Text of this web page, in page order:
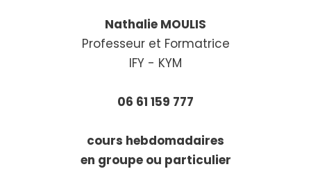
Nathalie MOULIS
Professeur et Formatrice
IFY - KYM
06 61 159 777
cours hebdomadaires
en groupe ou particulier